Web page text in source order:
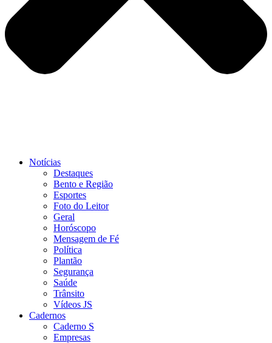
Notícias
Destaques
Bento e Região
Esportes
Foto do Leitor
Geral
Horóscopo
Mensagem de Fé
Política
Plantão
Segurança
Saúde
Trânsito
Vídeos JS
Cadernos
Caderno S
Empresas